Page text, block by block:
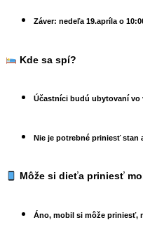
Záver: nedeľa 19.apríla o
Kde sa spí?
Účastníci budú ubytovaní
Nie je potrebné priniesť stan
Môže si dieťa priniesť
Áno, mobil si môže priniesť,